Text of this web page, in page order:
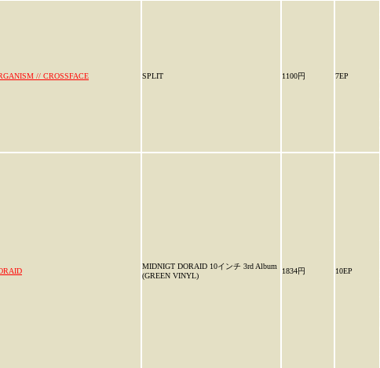
// CROSSFACE SPLIT 1100円 7EP
MIDNIGT DORAID 10インチ 3rd Album
(GREEN VINYL)
1834円 10EP